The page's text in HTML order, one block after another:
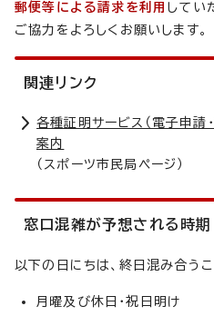
郵便等による請求を利用 してい
ご協力をよろしくお願いします。
関連リンク
各種証明サービス（電子申請
案内
（スポーツ市民局ページ）
窓口混雑が予想される時期
以下の日にちは、終日混み合う
月曜及び休日・祝日明け